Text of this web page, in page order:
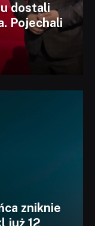
dostali
Pojechali
zniknie